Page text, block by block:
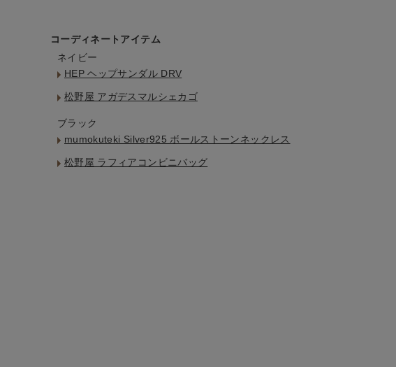
ギフト
ブランド
全ての商品
コーディネートアイテム
ネイビー
HEP ヘップサンダル DRV
松野屋 アガデスマルシェカゴ
ブラック
mumokuteki Silver925 ボールストーンネックレス
松野屋 ラフィアコンビニバッグ